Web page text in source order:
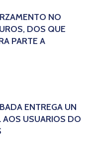
NO
DOS QUE
PARTE A
ENTREGA UN
USUARIOS DO